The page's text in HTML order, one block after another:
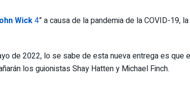
Wick4” a causa de la pandemia de la COVID-19,
de 2022, lo se sabe de esta nueva entrega es que
los guionistas Shay Hatten y Michael Finch.